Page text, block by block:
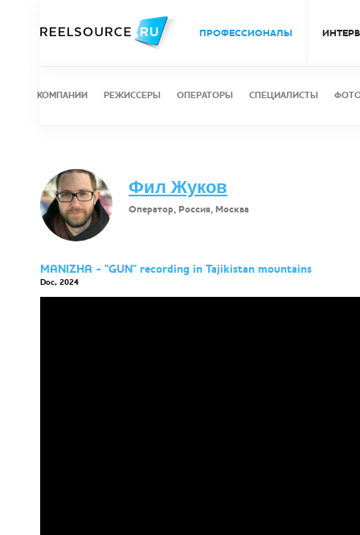
ПРОФЕССИОНАЛЫ
КОМПАНИИ РЕЖИССЕРЫ ОПЕРАТОРЫ СПЕЦИАЛИСТЫ
Фил Жуков
Оператор, Россия, Москва
MANIZHA - "GUN" recording in Tajikistan mountains
Doc, 2024